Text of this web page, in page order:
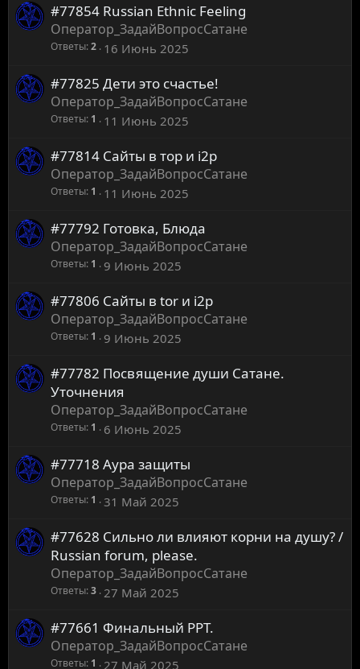
#77854 Russian Ethnic Feeling
Оператор_ЗадайВопросСатане
Ответы 2 16 Июнь 2025
#77825 Дети это счастье!
Оператор_ЗадайВопросСатане
Ответы 1 11 Июнь 2025
#77814 Сайты в тор и i2p
Оператор_ЗадайВопросСатане
Ответы 1 11 Июнь 2025
#77792 Готовка, Блюда
Оператор_ЗадайВопросСатане
Ответы 1 9 Июнь 2025
#77806 Сайты в tor и i2p
Оператор_ЗадайВопросСатане
Ответы 1 9 Июнь 2025
#77782 Посвящение души Сатане.
Уточнения
Оператор_ЗадайВопросСатане
Ответы 1 6 Июнь 2025
#77718 Аура защиты
Оператор_ЗадайВопросСатане
Ответы 1 31 Май 2025
#77628 Сильно ли влияют корни на душу? /
Russian forum, please.
Оператор_ЗадайВопросСатане
Ответы 3 27 Май 2025
#77661 Финальный РРТ.
Оператор_ЗадайВопросСатане
Ответы 1 27 Май 2025